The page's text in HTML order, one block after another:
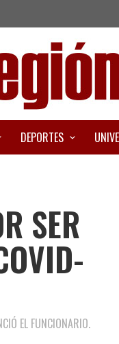
DEPORTES
SER
EL FUNCIONARIO.